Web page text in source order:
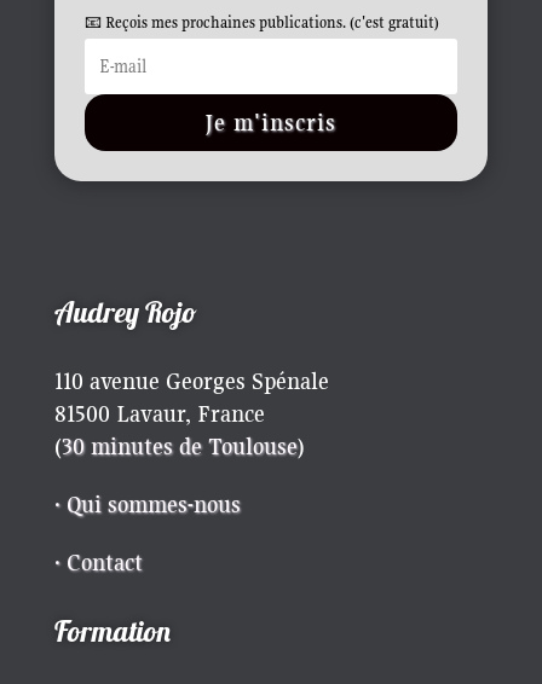
📧 Reçois mes prochaines publications. (c'est gratuit)
Je m'inscris
Audrey Rojo
110 avenue Georges Spénale
81500 Lavaur, France
(30 minutes de Toulouse)
· Qui sommes-nous
· Contact
Formation